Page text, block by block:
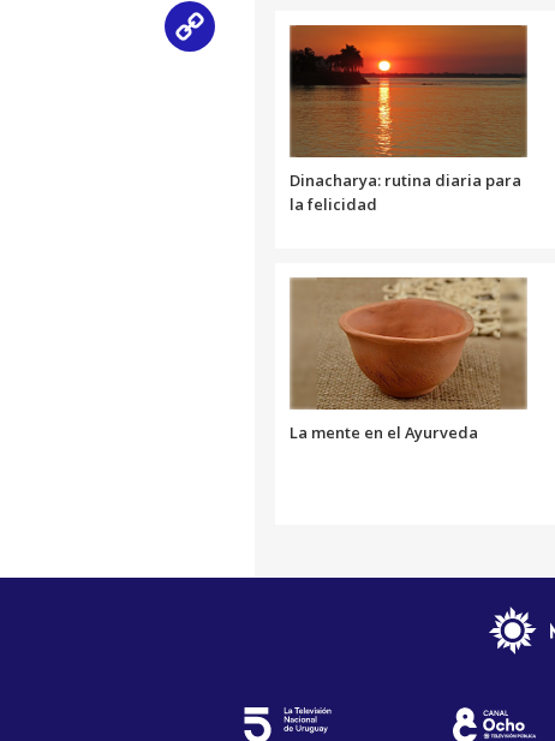
Dinacharya: rutina diaria para
la felicidad
La mente en el Ayurveda